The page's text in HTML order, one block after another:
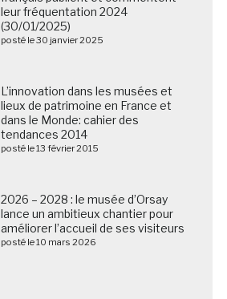
leur fréquentation 2024
(30/01/2025)
posté le 30 janvier 2025
L’innovation dans les musées et
lieux de patrimoine en France et
dans le Monde: cahier des
tendances 2014
posté le 13 février 2015
2026 – 2028 : le musée d’Orsay
lance un ambitieux chantier pour
améliorer l’accueil de ses visiteurs
posté le 10 mars 2026